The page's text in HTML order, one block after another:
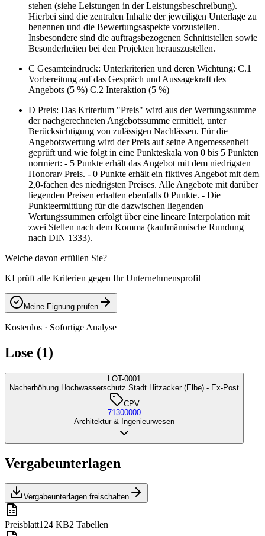
stehen (siehe Leistungen in der Leistungsbeschreibung).
Hierbei sind die zentralen Inhalte der jeweiligen Unterlage zu
benennen und die Bewertungsaspekte vorzustellen.
Insbesondere sind die auftragsbezogenen Schnittstellen sowie
Besonderheiten bei den Projekten herauszustellen.
C Gesamteindruck: Unterkriterien und deren Wichtung: C.1
Vorbereitung auf das Gespräch und Aussagekraft des
Angebots (5 %) C.2 Interaktion (5 %)
D Preis: Das Kriterium "Preis" wird aus der Wertungssumme
der nachgerechneten Angebotssumme ermittelt, unter
Berücksichtigung von zulässigen Nachlässen. Für die
Angebotswertung wird der Preis auf seine Angemessenheit
geprüft und wie folgt in eine Punkteskala von 0 bis 5 Punkten
normiert: - 5 Punkte erhält das Angebot mit dem niedrigsten
Honorar/ Preis. - 0 Punkte erhält ein fiktives Angebot mit dem
2,0-fachen des niedrigsten Preises. Alle Angebote mit darüber
liegenden Preisen erhalten ebenfalls 0 Punkte. - Die
Punkteermittlung für die dazwischen liegenden
Wertungssummen erfolgt über eine lineare Interpolation mit
zwei Stellen nach dem Komma (kaufmännische Rundung
nach DIN 1333).
Welche davon erfüllen Sie?
KI prüft alle Kriterien gegen Ihr Unternehmensprofil
Meine Eignung prüfen
Kostenlos · Sofortige Analyse
Lose (1)
LOT-0001
Nacherhöhung Hochwasserschutz Stadt Hitzacker (Elbe) - Ex-Post
CPV
71300000
Architektur & Ingenieurwesen
Vergabeunterlagen
Vergabeunterlagen freischalten
Preisblatt124 KB2 Tabellen